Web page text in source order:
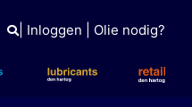
| Inloggen Olie nodig?